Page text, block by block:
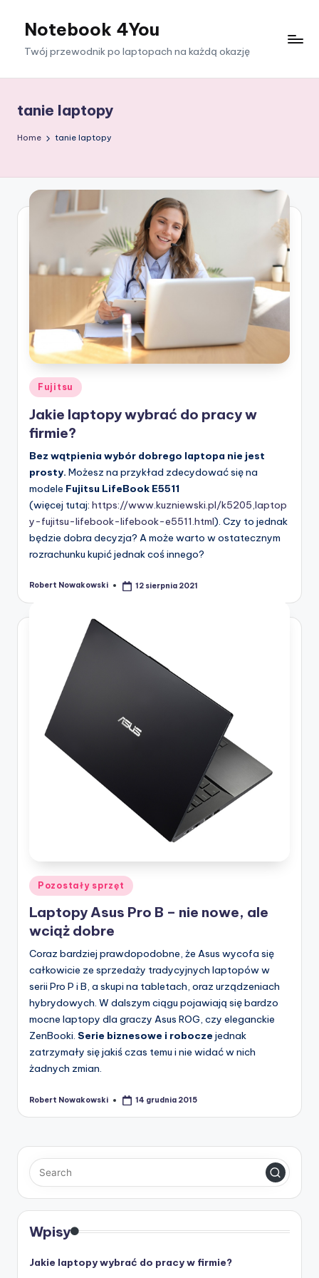
Notebook 4You
Twój przewodnik po laptopach na każdą okazję
tanie laptopy
Home tanie laptopy
Posted
Fujitsu
Jakie laptopy wybrać do pracy w
firmie?
Bez wątpienia wybór dobrego laptopa nie jest
prosty. Możesz na przykład zdecydować się na
modele Fujitsu LifeBook E5511
(więcej tutaj: https://www.kuzniewski.pl/k5205,laptop
y-fujitsu-lifebook-lifebook-e5511.html). Czy to jednak
będzie dobra decyzja? A może warto w ostatecznym
rozrachunku kupić jednak coś innego?
Posted
Robert Nowakowski 12 sierpnia 2021
Posted
in
Pozostały sprzęt
Laptopy Asus Pro B – nie nowe, ale
wciąż dobre
Coraz bardziej prawdopodobne, że Asus wycofa się
całkowicie ze sprzedaży tradycyjnych laptopów w
serii Pro P i B, a skupi na tabletach, oraz urządzeniach
hybrydowych. W dalszym ciągu pojawiają się bardzo
mocne laptopy dla graczy Asus ROG, czy eleganckie
ZenBooki. Serie biznesowe i robocze jednak
zatrzymały się jakiś czas temu i nie widać w nich
żadnych zmian.
Posted
Robert Nowakowski 14 grudnia 2015
Wpisy
Jakie laptopy wybrać do pracy w firmie?